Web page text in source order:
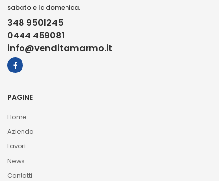
sabato e la domenica.
348 9501245
0444 459081
info@venditamarmo.it
PAGINE
Home
Azienda
Lavori
News
Contatti